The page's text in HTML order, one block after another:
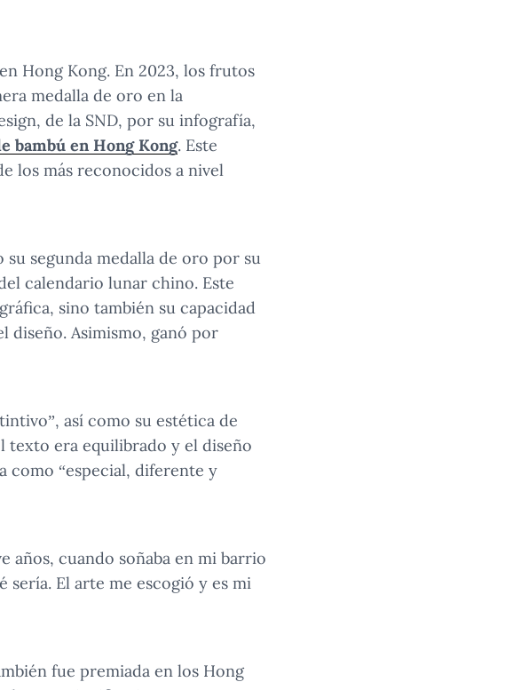
Hong Kong. En 2023, los frutos
medalla de oro en la
de la SND, por su infografía,
bambú en Hong Kong. Este
los más reconocidos a nivel
segunda medalla de oro por su
calendario lunar chino. Este
sino también su capacidad
diseño. Asimismo, ganó por
así como su estética de
texto era equilibrado y el diseño
como “especial, diferente y
años, cuando soñaba en mi barrio
sería. El arte me escogió y es mi
fue premiada en los Hong